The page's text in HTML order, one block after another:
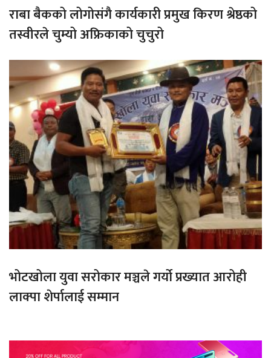
राबा बैकको लोगोसंगै कार्यकारी प्रमुख किरण श्रेष्ठको
तस्वीरले चुम्यो अफ्रिकाको चुचुरो
भोटखोला युवा सरोकार मञ्चले गर्यो प्रख्यात आरोही
लाक्पा शेर्पालाई सम्मान